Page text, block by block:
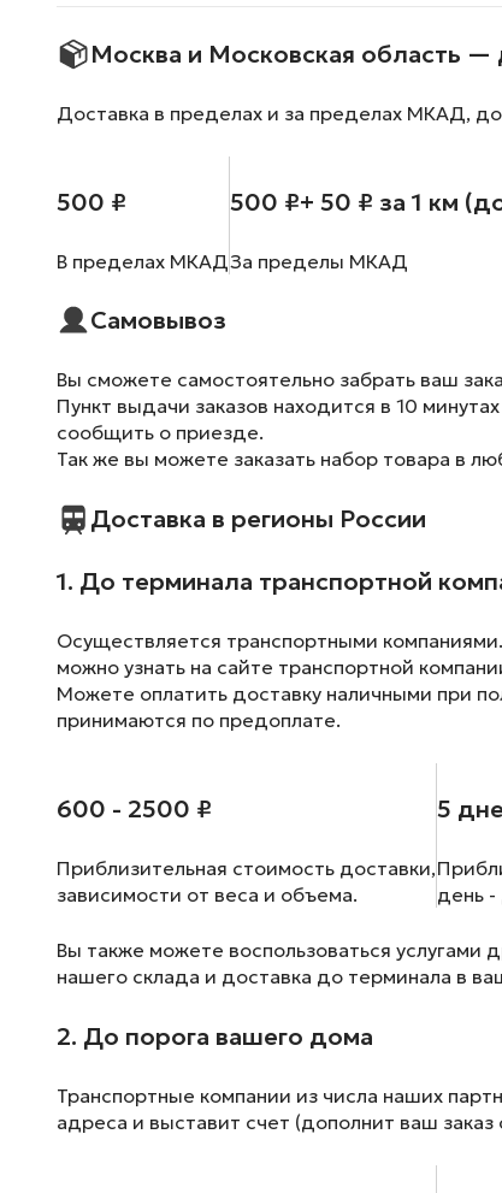
Москва и Московская область —
Доставка в пределах и за пределах МКАД,
500 ₽
В пределах МКАД
500 ₽+ 50 ₽ за 1 км
За пределы МКАД
Самовывоз
Вы сможете самостоятельно забрать ваш
Пункт выдачи заказов находится в 10
сообщить о приезде.
Так же вы можете заказать набор товара в
Доставка в регионы России
1. До терминала транспортной
Осуществляется транспортными
можно узнать на сайте транспортной
Можете оплатить доставку наличными при
принимаются по предоплате.
600 - 2500 ₽
Приблизительная стоимость доставки,
зависимости от веса и объема.
5
день -
Вы также можете воспользоваться услугами
нашего склада и доставка до терминала в
2. До порога вашего дома
Транспортные компании из числа наших
адреса и выставит счет (дополнит ваш